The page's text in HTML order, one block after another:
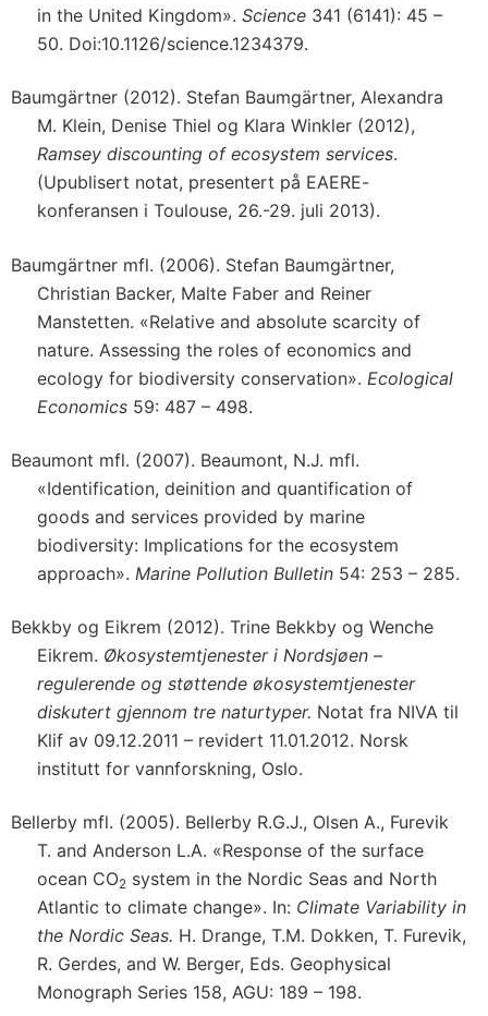
in the United Kingdom». Science 341 (6141): 45 –
50. Doi:10.1126/science.1234379.
Baumgärtner (2012). Stefan Baumgärtner, Alexandra
M. Klein, Denise Thiel og Klara Winkler (2012),
Ramsey discounting of ecosystem services.
(Upublisert notat, presentert på EAERE-
konferansen i Toulouse, 26.-29. juli 2013).
Baumgärtner mfl. (2006). Stefan Baumgärtner,
Christian Backer, Malte Faber and Reiner
Manstetten. «Relative and absolute scarcity of
nature. Assessing the roles of economics and
ecology for biodiversity conservation». Ecological
Economics 59: 487 – 498.
Beaumont mfl. (2007). Beaumont, N.J. mfl.
«Identification, deinition and quantification of
goods and services provided by marine
biodiversity: Implications for the ecosystem
approach». Marine Pollution Bulletin 54: 253 – 285.
Bekkby og Eikrem (2012). Trine Bekkby og Wenche
Eikrem. Økosystemtjenester i Nordsjøen –
regulerende og støttende økosystemtjenester
diskutert gjennom tre naturtyper. Notat fra NIVA til
Klif av 09.12.2011 – revidert 11.01.2012. Norsk
institutt for vannforskning, Oslo.
Bellerby mfl. (2005). Bellerby R.G.J., Olsen A., Furevik
T. and Anderson L.A. «Response of the surface
ocean CO2 system in the Nordic Seas and North
Atlantic to climate change». In: Climate Variability in
the Nordic Seas. H. Drange, T.M. Dokken, T. Furevik,
R. Gerdes, and W. Berger, Eds. Geophysical
Monograph Series 158, AGU: 189 – 198.